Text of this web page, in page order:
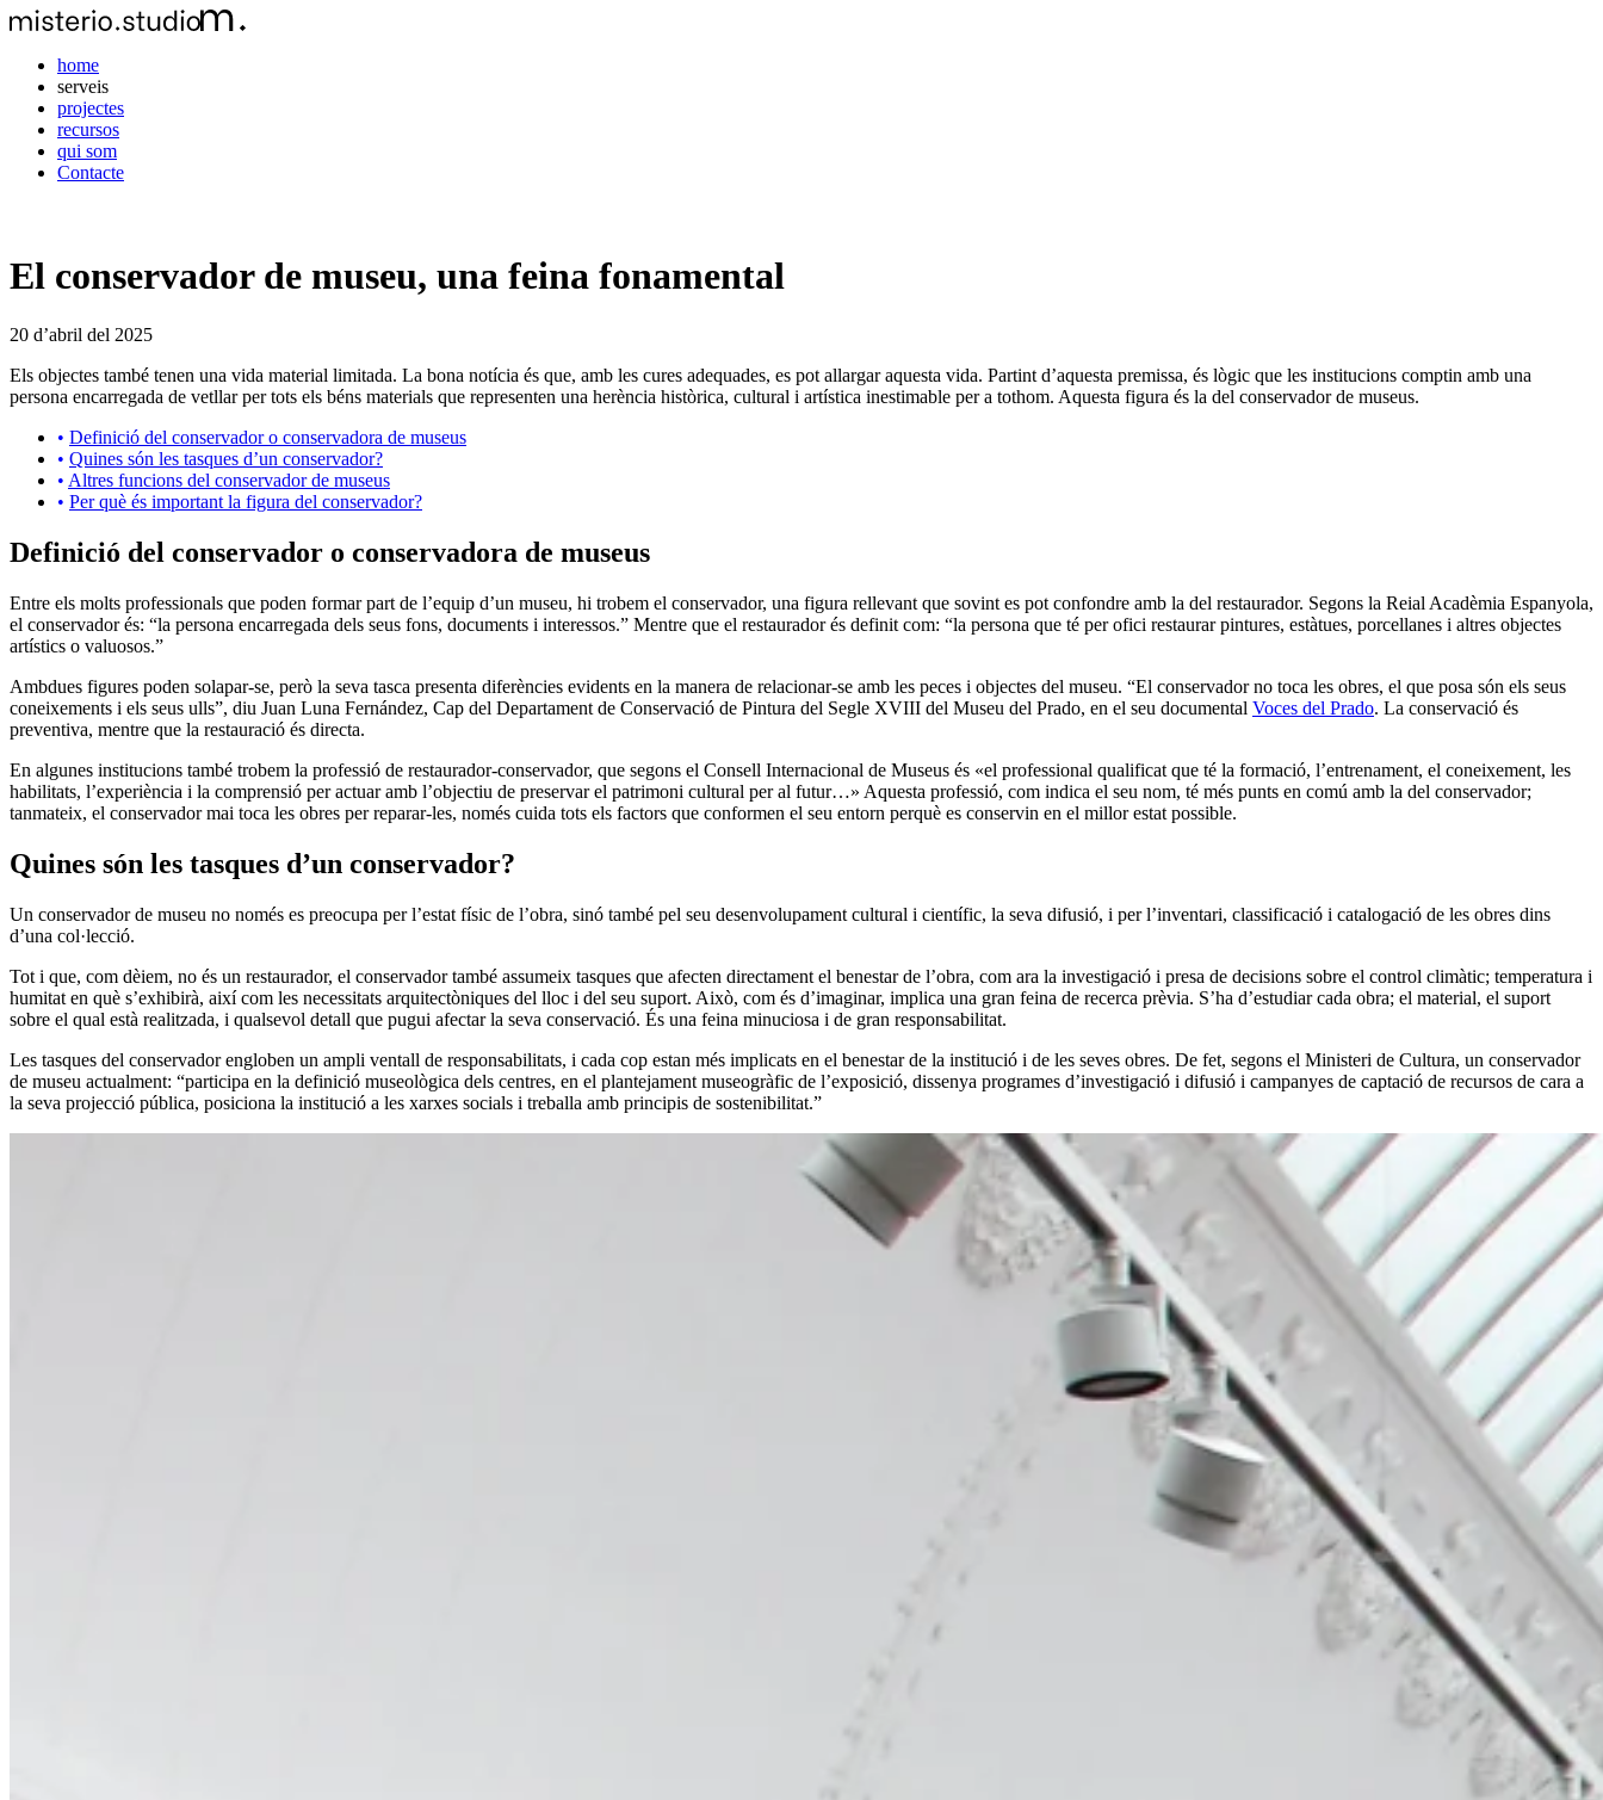
home
serveis
projectes
recursos
qui som
Contacte
El conservador de museu, una feina fonamental
20 d’abril del 2025
Els objectes també tenen una vida material limitada. La bona notícia és que, amb les cures adequades, es pot allargar aquesta vida. Partint d’aquesta premissa, és lògic que les institucions comptin amb una
persona encarregada de vetllar per tots els béns materials que representen una herència històrica, cultural i artística inestimable per a tothom. Aquesta figura és la del conservador de museus.
Definició del conservador o conservadora de museus
Quines són les tasques d’un conservador?
Altres funcions del conservador de museus
Per què és important la figura del conservador?
Definició del conservador o conservadora de museus
Entre els molts professionals que poden formar part de l’equip d’un museu, hi trobem el conservador, una figura rellevant que sovint es pot confondre amb la del restaurador. Segons la Reial Acadèmia Espanyola,
el conservador és: “la persona encarregada dels seus fons, documents i interessos.” Mentre que el restaurador és definit com: “la persona que té per ofici restaurar pintures, estàtues, porcellanes i altres objectes
artístics o valuosos.”
Ambdues figures poden solapar-se, però la seva tasca presenta diferències evidents en la manera de relacionar-se amb les peces i objectes del museu. “El conservador no toca les obres, el que posa són els seus
coneixements i els seus ulls”, diu Juan Luna Fernández, Cap del Departament de Conservació de Pintura del Segle XVIII del Museu del Prado, en el seu documental Voces del Prado. La conservació és
preventiva, mentre que la restauració és directa.
En algunes institucions també trobem la professió de restaurador-conservador, que segons el Consell Internacional de Museus és «el professional qualificat que té la formació, l’entrenament, el coneixement, les
habilitats, l’experiència i la comprensió per actuar amb l’objectiu de preservar el patrimoni cultural per al futur…» Aquesta professió, com indica el seu nom, té més punts en comú amb la del conservador;
tanmateix, el conservador mai toca les obres per reparar-les, només cuida tots els factors que conformen el seu entorn perquè es conservin en el millor estat possible.
Quines són les tasques d’un conservador?
Un conservador de museu no només es preocupa per l’estat físic de l’obra, sinó també pel seu desenvolupament cultural i científic, la seva difusió, i per l’inventari, classificació i catalogació de les obres dins
d’una col·lecció.
Tot i que, com dèiem, no és un restaurador, el conservador també assumeix tasques que afecten directament el benestar de l’obra, com ara la investigació i presa de decisions sobre el control climàtic; temperatura i
humitat en què s’exhibirà, així com les necessitats arquitectòniques del lloc i del seu suport. Això, com és d’imaginar, implica una gran feina de recerca prèvia. S’ha d’estudiar cada obra; el material, el suport
sobre el qual està realitzada, i qualsevol detall que pugui afectar la seva conservació. És una feina minuciosa i de gran responsabilitat.
Les tasques del conservador engloben un ampli ventall de responsabilitats, i cada cop estan més implicats en el benestar de la institució i de les seves obres. De fet, segons el Ministeri de Cultura, un conservador
de museu actualment: “participa en la definició museològica dels centres, en el plantejament museogràfic de l’exposició, dissenya programes d’investigació i difusió i campanyes de captació de recursos de cara a
la seva projecció pública, posiciona la institució a les xarxes socials i treballa amb principis de sostenibilitat.”